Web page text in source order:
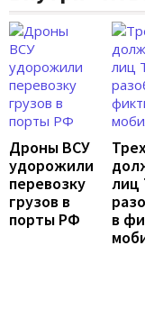
Дроны ВСУ
удорожили
перевозку
грузов в
порты РФ
лиц
в